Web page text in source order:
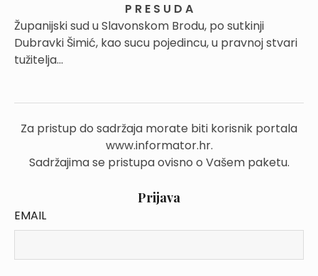
P R E S U D A
Županijski sud u Slavonskom Brodu, po sutkinji
Dubravki Šimić, kao sucu pojedincu, u pravnoj stvari
tužitelja...
Za pristup do sadržaja morate biti korisnik portala
www.informator.hr.
Sadržajima se pristupa ovisno o Vašem paketu.
Prijava
EMAIL